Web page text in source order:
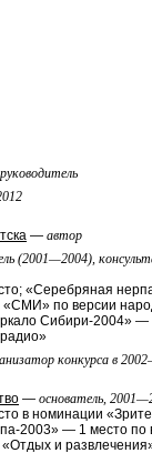
— автор
(2001—2004),
«Серебряная
по версии
Сибири-2004» —
конкурса в
— основатель,
в номинации
2003» — 1 место по
и